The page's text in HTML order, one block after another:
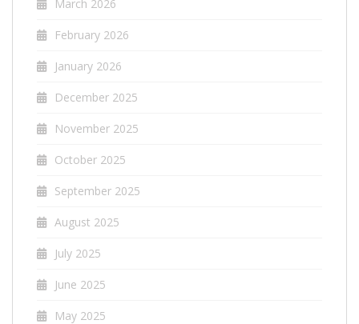
March 2026
February 2026
January 2026
December 2025
November 2025
October 2025
September 2025
August 2025
July 2025
June 2025
May 2025